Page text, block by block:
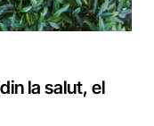
la salut, el